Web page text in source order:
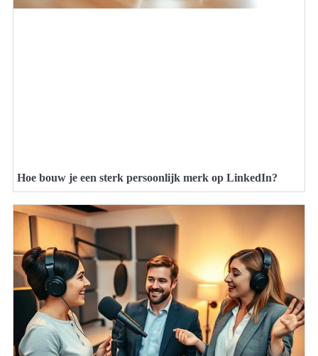
Hoe bouw je een sterk persoonlijk merk op LinkedIn?